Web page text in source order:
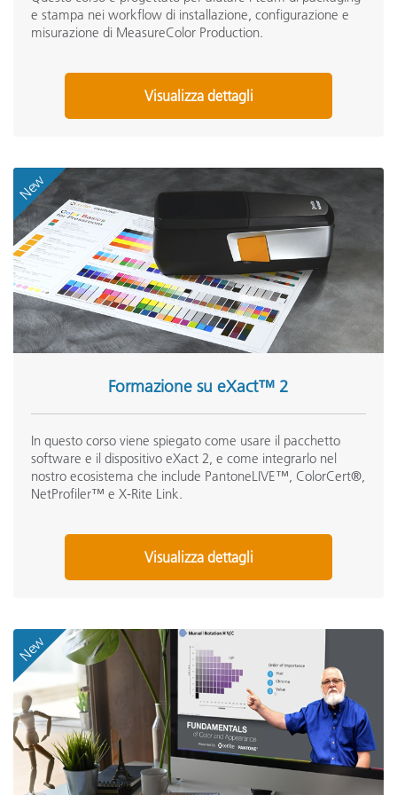
Seminari(7)
e stampa nei workflow di installazione, configurazione e
misurazione di MeasureColor Production.
Visualizza dettagli
New
Formazione su eXact™ 2
In questo corso viene spiegato come usare il pacchetto
software e il dispositivo eXact 2, e come integrarlo nel
nostro ecosistema che include PantoneLIVE™, ColorCert®,
NetProfiler™ e X-Rite Link.
Visualizza dettagli
New